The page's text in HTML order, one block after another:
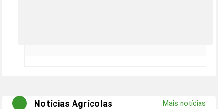
Notícias Agrícolas Mais notícias